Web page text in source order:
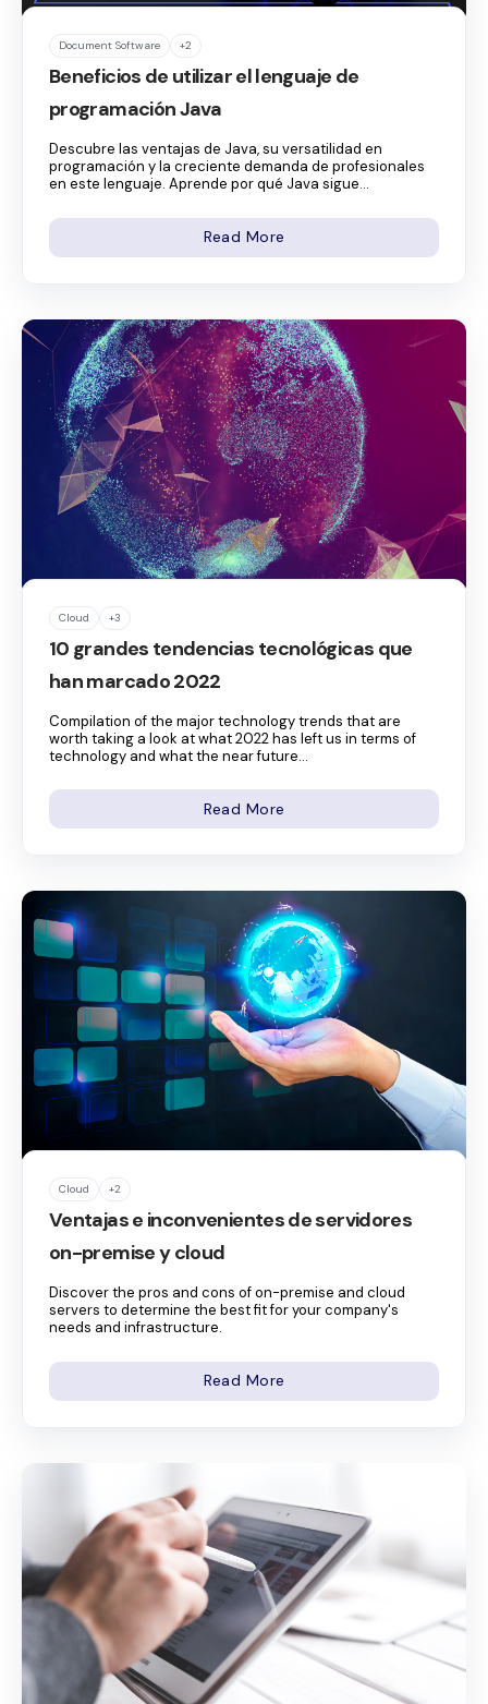
Document Software +2
Beneficios de utilizar el lenguaje de
programación Java
Descubre las ventajas de Java, su versatilidad en
programación y la creciente demanda de profesionales
en este lenguaje. Aprende por qué Java sigue...
Read More
Cloud +3
10 grandes tendencias tecnológicas que
han marcado 2022
Compilation of the major technology trends that are
worth taking a look at what 2022 has left us in terms of
technology and what the near future...
Read More
Cloud +2
Ventajas e inconvenientes de servidores
on-premise y cloud
Discover the pros and cons of on-premise and cloud
servers to determine the best fit for your company's
needs and infrastructure.
Read More